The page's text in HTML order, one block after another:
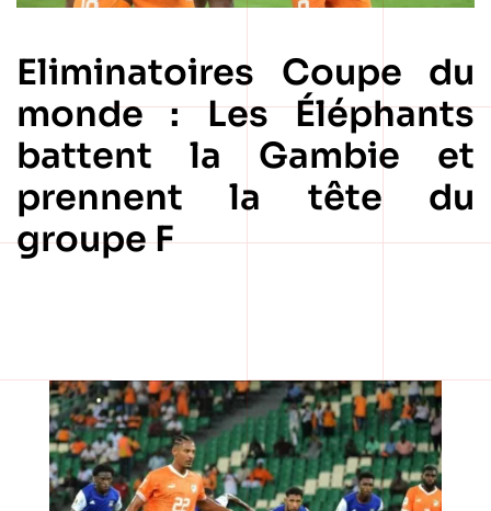
Eliminatoires Coupe du
monde : Les Éléphants
battent la Gambie et
prennent la tête du
groupe F